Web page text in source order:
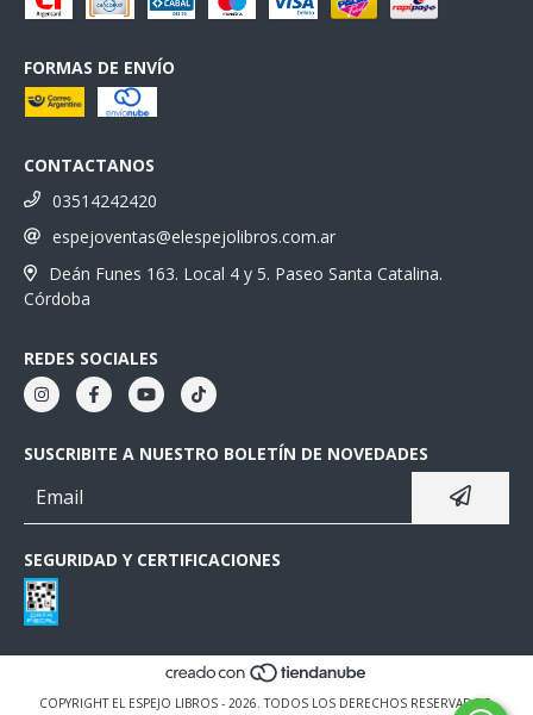
FORMAS DE ENVÍO
CONTACTANOS
03514242420
espejoventas@elespejolibros.com.ar
Deán Funes 163. Local 4 y 5. Paseo Santa Catalina.
Córdoba
REDES SOCIALES
SUSCRIBITE A NUESTRO BOLETÍN DE NOVEDADES
SEGURIDAD Y CERTIFICACIONES
COPYRIGHT EL ESPEJO LIBROS - 2026. TODOS LOS DERECHOS RESERVADOS.